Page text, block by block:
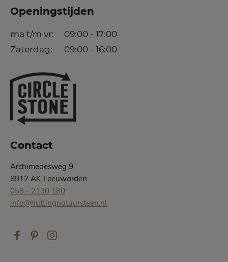
Openingstijden
ma t/m vr:
09:00 - 17:00
Zaterdag:
09:00 - 16:00
Contact
Archimedesweg 9
8912 AK Leeuwarden
058 - 2130 180
info@huttingnatuursteen.nl